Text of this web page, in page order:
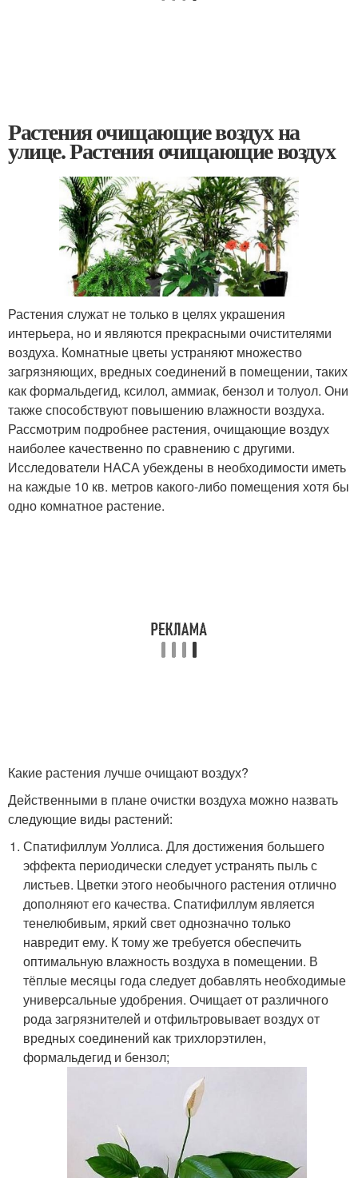
Растения очищающие воздух на
улице. Растения очищающие воздух
Растения служат не только в целях украшения
интерьера, но и являются прекрасными очистителями
воздуха. Комнатные цветы устраняют множество
загрязняющих, вредных соединений в помещении, таких
как формальдегид, ксилол, аммиак, бензол и толуол. Они
также способствуют повышению влажности воздуха.
Рассмотрим подробнее растения, очищающие воздух
наиболее качественно по сравнению с другими.
Исследователи НАСА убеждены в необходимости иметь
на каждые 10 кв. метров какого-либо помещения хотя бы
одно комнатное растение.
Какие растения лучше очищают воздух?
Действенными в плане очистки воздуха можно назвать
следующие виды растений:
Спатифиллум Уоллиса. Для достижения большего
эффекта периодически следует устранять пыль с
листьев. Цветки этого необычного растения отлично
дополняют его качества. Спатифиллум является
тенелюбивым, яркий свет однозначно только
навредит ему. К тому же требуется обеспечить
оптимальную влажность воздуха в помещении. В
тёплые месяцы года следует добавлять необходимые
универсальные удобрения. Очищает от различного
рода загрязнителей и отфильтровывает воздух от
вредных соединений как трихлорэтилен,
формальдегид и бензол;